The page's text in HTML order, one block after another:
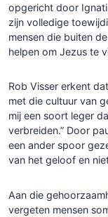
opgericht door
zijn volledige
mensen die buiten
helpen om Jezus te
Rob Visser erkent
met die cultuur van
mij een soort leger
verbreiden.” Door
een ander spoor
van het geloof en
Aan die
vergeten mensen